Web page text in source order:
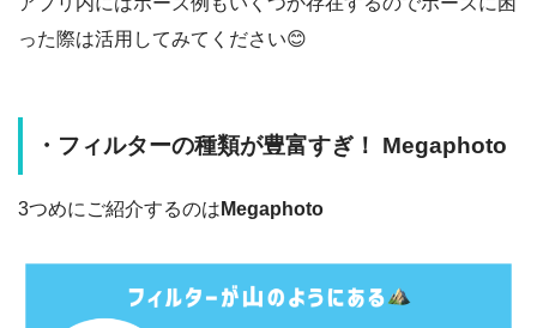
った際は活用してみてください😊
・フィルターの種類が豊富すぎ！ Megaphoto
3つめにご紹介するのは Megaphoto